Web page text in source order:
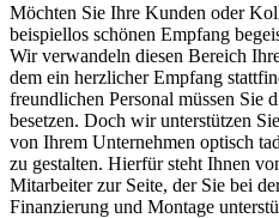
Möchten Sie Ihre Kunden oder
beispiellos schönen Empfang
Wir verwandeln diesen Bereich
dem ein herzlicher Empfang
freundlichen Personal müssen Sie
besetzen. Doch wir unterstützen
von Ihrem Unternehmen optisch
zu gestalten. Hierfür steht Ihnen
Mitarbeiter zur Seite, der Sie bei
Finanzierung und Montage